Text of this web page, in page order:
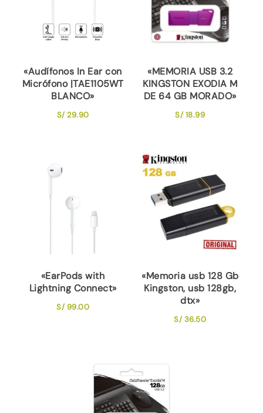
«Audífonos In Ear con
Micrófono |TAE1105WT
BLANCO»
S/29.90
«MEMORIA USB 3.2
KINGSTON EXODIA M
DE 64 GB MORADO»
S/18.99
«EarPods with
Lightning Connect»
S/99.00
«Memoria usb 128 Gb
Kingston, usb 128gb,
dtx»
S/36.50